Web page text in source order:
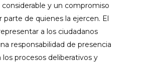
considerable y un compromiso
parte de quienes la ejercen. El
a los ciudadanos
responsabilidad de presencia
los procesos deliberativos y